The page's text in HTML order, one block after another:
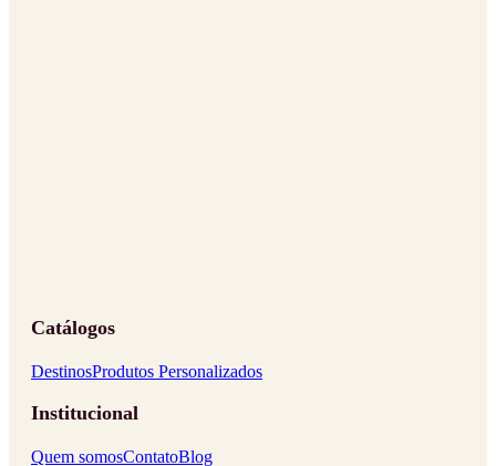
Catálogos
DestinosProdutos Personalizados
Institucional
Quem somosContatoBlog